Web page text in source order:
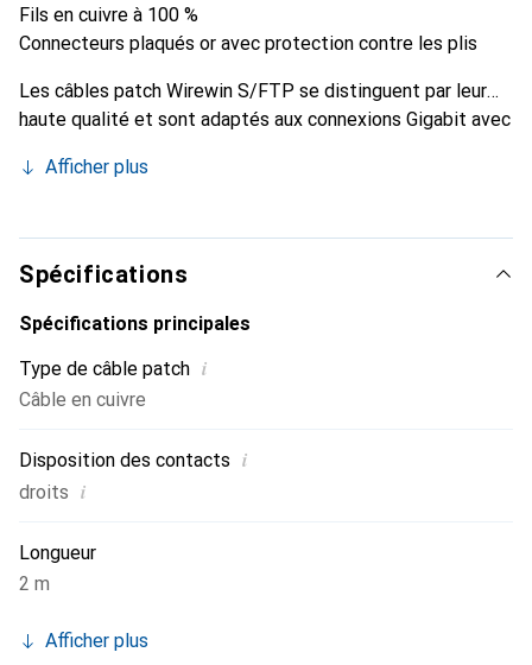
Fils en cuivre à 100 %
Connecteurs plaqués or avec protection contre les plis
Les câbles patch Wirewin S/FTP se distinguent par leur
haute qualité et sont adaptés aux connexions Gigabit avec
Les domaines d'application des câbles de catégorie 6
ainsi que les réseaux ATM.
Afficher plus
Spécifications
Spécifications principales
Type de câble patch i
Câble en cuivre
Disposition des contacts i
droits i
Longueur
2 m
Afficher plus